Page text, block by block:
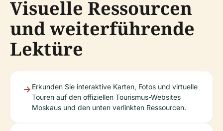
Visuelle Ressourcen
und weiterführende
Lektüre
Erkunden Sie interaktive Karten, Fotos und virtuelle
Touren auf den offiziellen Tourismus-Websites
Moskaus und den unten verlinkten Ressourcen.